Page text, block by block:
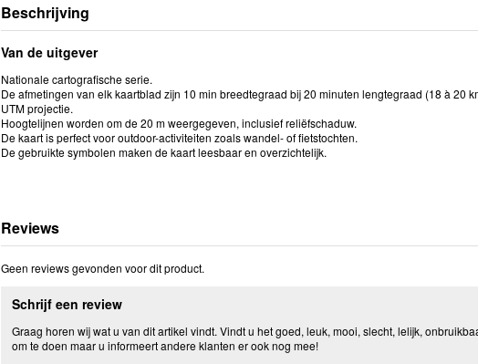
Beschrijving
Van de uitgever
Nationale cartografische serie.
De afmetingen van elk kaartblad zijn 10 min breedtegraad bij 20 minuten lengtegraad (18 à 20
UTM projectie.
Hoogtelijnen worden om de 20 m weergegeven, inclusief reliëfschaduw.
De kaart is perfect voor outdoor-activiteiten zoals wandel- of fietstochten.
De gebruikte symbolen maken de kaart leesbaar en overzichtelijk.
Reviews
Geen reviews gevonden voor dit product.
Schrijf een review
Graag horen wij wat u van dit artikel vindt. Vindt u het goed, leuk, mooi, slecht, lelijk,
om te doen maar u informeert andere klanten er ook nog mee!